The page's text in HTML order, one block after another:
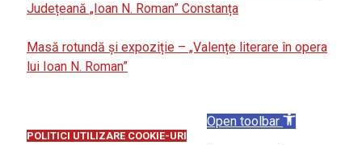
Județeană „Ioan N. Roman” Constanța
Masă rotundă și expoziție – „Valențe literare în opera
lui Ioan N. Roman”
POLITICI UTILIZARE COOKIE-URI
Open toolbar